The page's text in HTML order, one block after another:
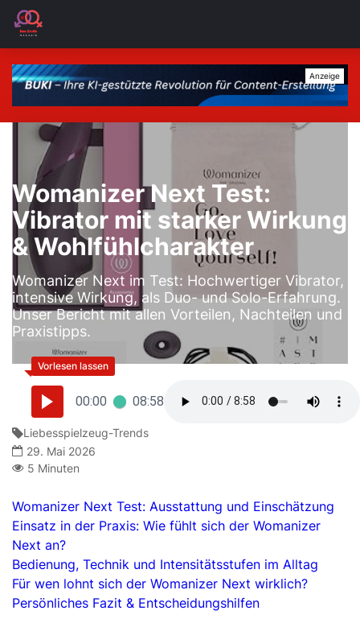
Womanizer Next Test:
Vibrator mit starker Wirkung
& Wohlfühlcharakter
Womanizer Next im Test: Hochwertiger Vibrator,
intensive Wirkung, als Duo- und Solo-Erfahrung.
Unser Bericht mit allen Vorteilen, Nachteilen und
Praxistipps.
00:00 08:58
Liebesspielzeug-Trends
29. Mai 2026
5 Minuten
Womanizer Next Test: Ausstattung und Einschätzung
Einsatz in der Praxis: Wie fühlt sich der Womanizer
Next an?
Bedienung, Technik und Intensitätsstufen im Alltag
Für wen lohnt sich der Womanizer Next wirklich?
Persönliches Fazit & Entscheidungshilfen